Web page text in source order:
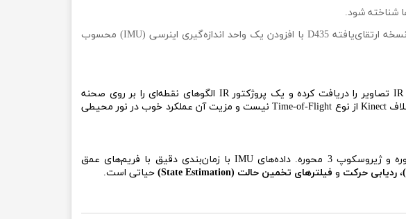
یک دوربین عمق‌یاب حرفه‌ای از خانواده D400 اینتل است که در واقع نسخه ارتقای‌یافته D435 با افزودن یک واحد اندازه‌گیری اینرسی (IMU) محسوب
استفاده می‌کند. بدین صورت که دو سنسور IR تصاویر را دریافت کرده و یک پروژکتور IR الگوهای نقطه‌ای را بر روی صحنه
می‌تاباند تا در محیط‌های بدون بافت (مانند دیوارهای سفید) نیز عمق با دقت بالا محاسبه شود. این فناوری برخلاف Kinect از نوع Time-of-Flight نیست و مزیت آن عملکرد خوب در نور محیطی
است — یک سنسور 6-DoF شامل شتاب‌سنج 3 محوره و ژیروسکوپ 3 محوره. داده‌های IMU با زمان‌بندی دقیق با فریم‌های عمق
، ردیابی حرکت و فیلترهای تخمین حالت (State Estimation) حیاتی است.